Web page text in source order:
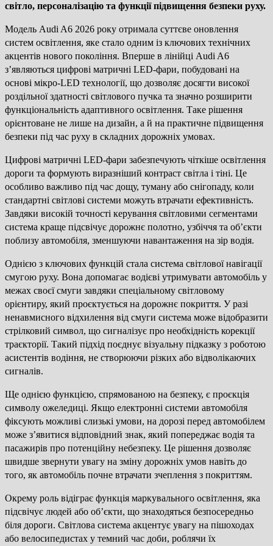
світло, персоналізацію та функції підвищення безпеки руху.
Модель Audi A6 2026 року отримала суттєве оновлення
систем освітлення, яке стало одним із ключових технічних
акцентів нового покоління. Вперше в лінійці Audi A6
з’являються цифрові матричні LED-фари, побудовані на
основі мікро-LED технології, що дозволяє досягти високої
роздільної здатності світлового пучка та значно розширити
функціональність адаптивного освітлення. Таке рішення
орієнтоване не лише на дизайн, а й на практичне підвищення
безпеки під час руху в складних дорожніх умовах.
Цифрові матричні LED-фари забезпечують чіткіше освітлення
дороги та формують виразніший контраст світла і тіні. Це
особливо важливо під час дощу, туману або снігопаду, коли
стандартні світлові системи можуть втрачати ефективність.
Завдяки високій точності керування світловими сегментами
система краще підсвічує дорожнє полотно, узбіччя та об’єкти
поблизу автомобіля, зменшуючи навантаження на зір водія.
Однією з ключових функцій стала система світлової навігації
смугою руху. Вона допомагає водієві утримувати автомобіль у
межах своєї смуги завдяки спеціальному світловому
орієнтиру, який проєктується на дорожнє покриття. У разі
ненавмисного відхилення від смуги система може відобразити
стрілковий символ, що сигналізує про необхідність корекції
траєкторії. Такий підхід поєднує візуальну підказку з роботою
асистентів водіння, не створюючи різких або відволікаючих
сигналів.
Ще однією функцією, спрямованою на безпеку, є проєкція
символу ожеледиці. Якщо електронні системи автомобіля
фіксують можливі слизькі умови, на дорозі перед автомобілем
може з’явитися відповідний знак, який попереджає водія та
пасажирів про потенційну небезпеку. Це рішення дозволяє
швидше звернути увагу на зміну дорожніх умов навіть до
того, як автомобіль почне втрачати зчеплення з покриттям.
Окрему роль відіграє функція маркувального освітлення, яка
підсвічує людей або об’єкти, що знаходяться безпосередньо
біля дороги. Світлова система акцентує увагу на пішоходах
або велосипедистах у темний час доби, роблячи їх